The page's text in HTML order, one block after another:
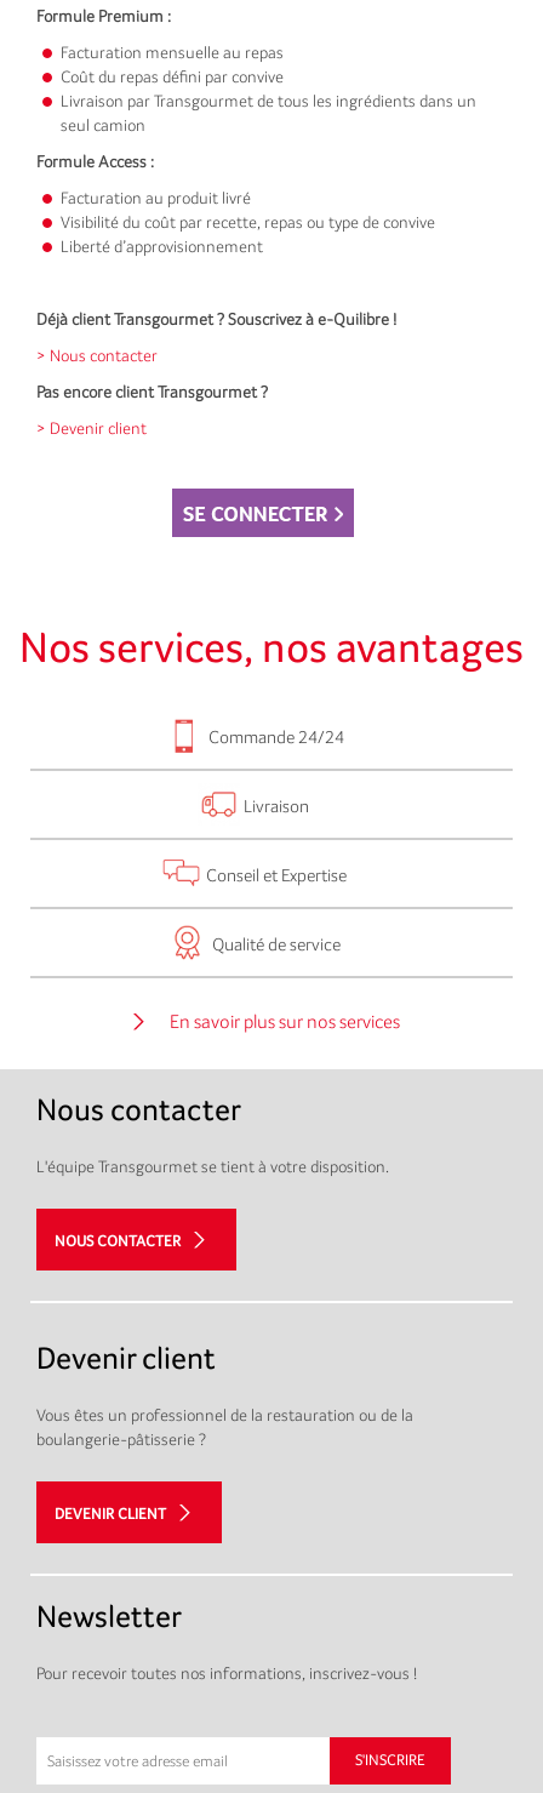
Formule Premium :
Facturation mensuelle au repas
Coût du repas défini par convive
Livraison par Transgourmet de tous les ingrédients dans un
seul camion
Formule Access :
Facturation au produit livré
Visibilité du coût par recette, repas ou type de convive
Liberté d’approvisionnement
Déjà client Transgourmet ? Souscrivez à e-Quilibre !
> Nous contacter
Pas encore client Transgourmet ?
> Devenir client
Nos services, nos avantages
Commande 24/24
Livraison
Conseil et Expertise
Qualité de service
En savoir plus sur nos services
Nous contacter
L'équipe Transgourmet se tient à votre disposition.
NOUS CONTACTER
Devenir client
Vous êtes un professionnel de la restauration ou de la
boulangerie-pâtisserie ?
DEVENIR CLIENT
Newsletter
Pour recevoir toutes nos informations, inscrivez-vous !